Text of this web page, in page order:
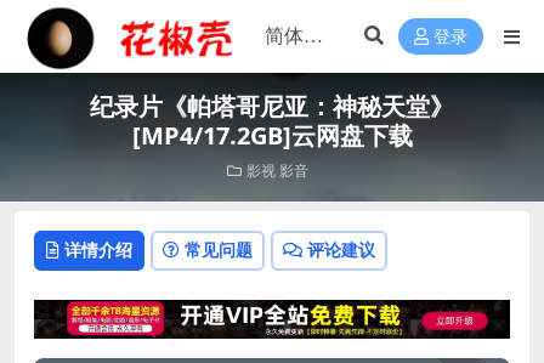
登录
纪录片《帕塔哥尼亚：神秘天堂》
[MP4/17.2GB]云网盘下载
影视 影音
详情介绍 常见问题 评论建议